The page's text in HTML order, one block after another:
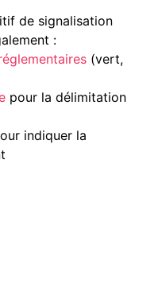
de signalisation
:
(vert,
pour la délimitation
indiquer la